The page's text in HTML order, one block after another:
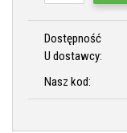
Dostępność
U dostawcy:
Nasz kod: